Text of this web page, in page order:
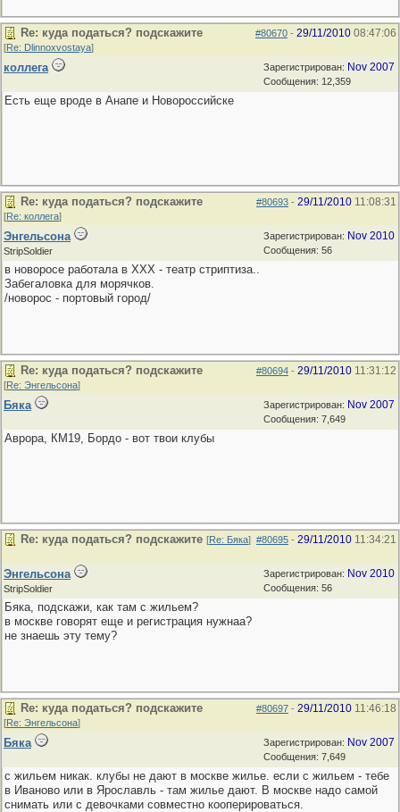
#80670 - 29/11/2010 08:47:06
Re: куда податься? подскажите
[Re: Dlinnoxvostaya]
Зарегистрирован: Nov 2007
Сообщения: 12,359
коллега
Есть еще вроде в Анапе и Новороссийске
#80693 - 29/11/2010 11:08:31
Re: куда податься? подскажите
[Re: коллега]
Зарегистрирован: Nov 2010
Сообщения: 56
Энгельсона
StripSoldier
в новоросе работала в ХХХ - театр стриптиза..
Забегаловка для морячков.
/новорос - портовый город/
#80694 - 29/11/2010 11:31:12
Re: куда податься? подскажите
[Re: Энгельсона]
Зарегистрирован: Nov 2007
Сообщения: 7,649
Бяка
Аврора, КМ19, Бордо - вот твои клубы
#80695 - 29/11/2010 11:34:21
Re: куда податься? подскажите [Re: Бяка]
Зарегистрирован: Nov 2010
Сообщения: 56
Энгельсона
StripSoldier
Бяка, подскажи, как там с жильем?
в москве говорят еще и регистрация нужнаа?
не знаешь эту тему?
#80697 - 29/11/2010 11:46:18
Re: куда податься? подскажите
[Re: Энгельсона]
Зарегистрирован: Nov 2007
Сообщения: 7,649
Бяка
с жильем никак. клубы не дают в москве жилье. если с жильем - тебе
в Иваново или в Ярославль - там жилье дают. В москве надо самой
снимать или с девочками совместно кооперироваться.